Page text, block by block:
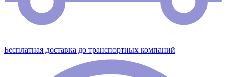
Бесплатная доставка до транспортных компаний